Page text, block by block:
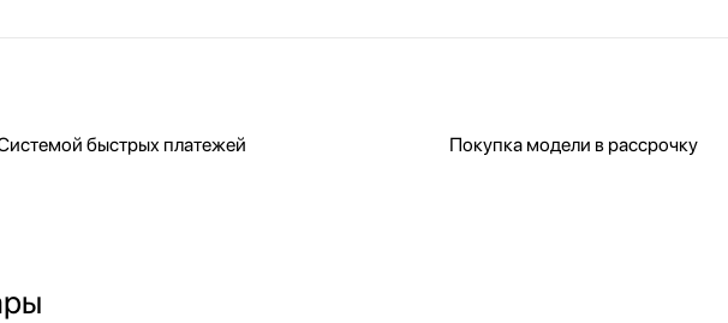
быстрых платежей Покупка модели в рассрочку